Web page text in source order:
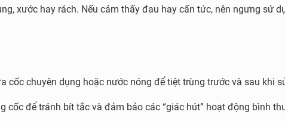
xước hay rách. Nếu cảm thấy đau hay cấn tức, nên ngưng sử
cốc chuyên dụng hoặc nước nóng để tiệt trùng trước và sau khi
cốc để tránh bít tắc và đảm bảo các “giác hút” hoạt động bình